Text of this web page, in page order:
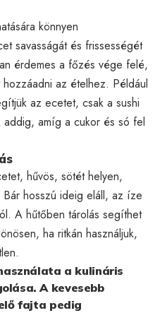
könnyen
savasságát és frissességét
érdemes a főzés vége felé,
az ételhez. Például
az ecetet, csak a sushi
amíg a cukor és só fel
hűvös, sötét helyen,
hosszú ideig eláll, az íze
A hűtőben tárolás segíthet
ha ritkán használjuk,
a kulináris
A kevesebb
fajta pedig